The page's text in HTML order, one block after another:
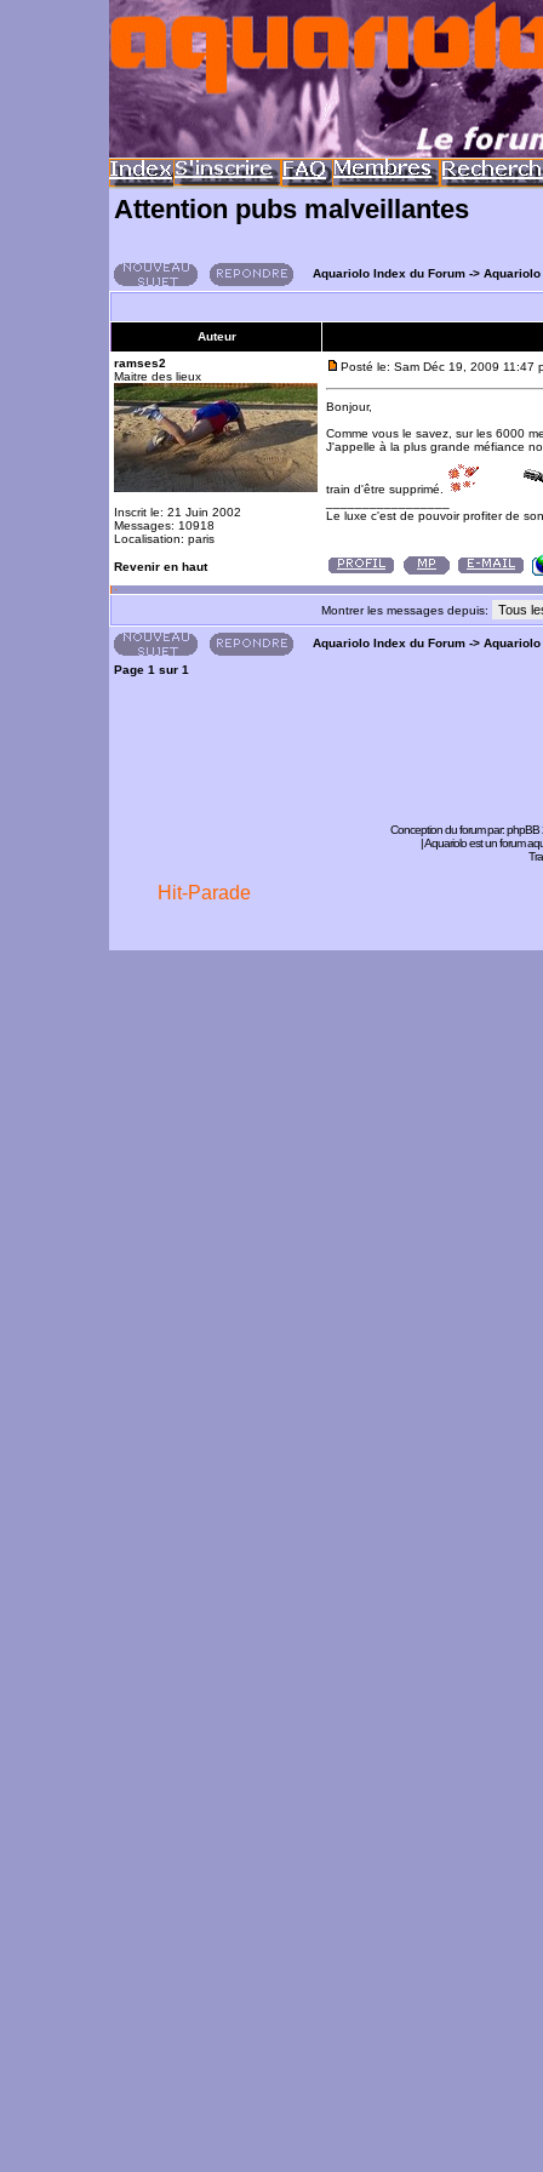
Attention pubs malveillantes
Aquariolo Index du Forum -> Aquariolo
Auteur
ramses2
Maitre des lieux
Inscrit le: 21 Juin 2002
Messages: 10918
Localisation: paris
Posté le: Sam Déc 19, 2009 11:47
Bonjour,
Comme vous le savez, sur les 6000
J'appelle à la plus grande méfiance
train d'être supprimé.
Le luxe c'est de pouvoir profiter de
Revenir en haut
Montrer les messages depuis:
Aquariolo Index du Forum -> Aquariolo
Page 1 sur 1
Conception du forum par:phpBB
| Aquariolo est un forum